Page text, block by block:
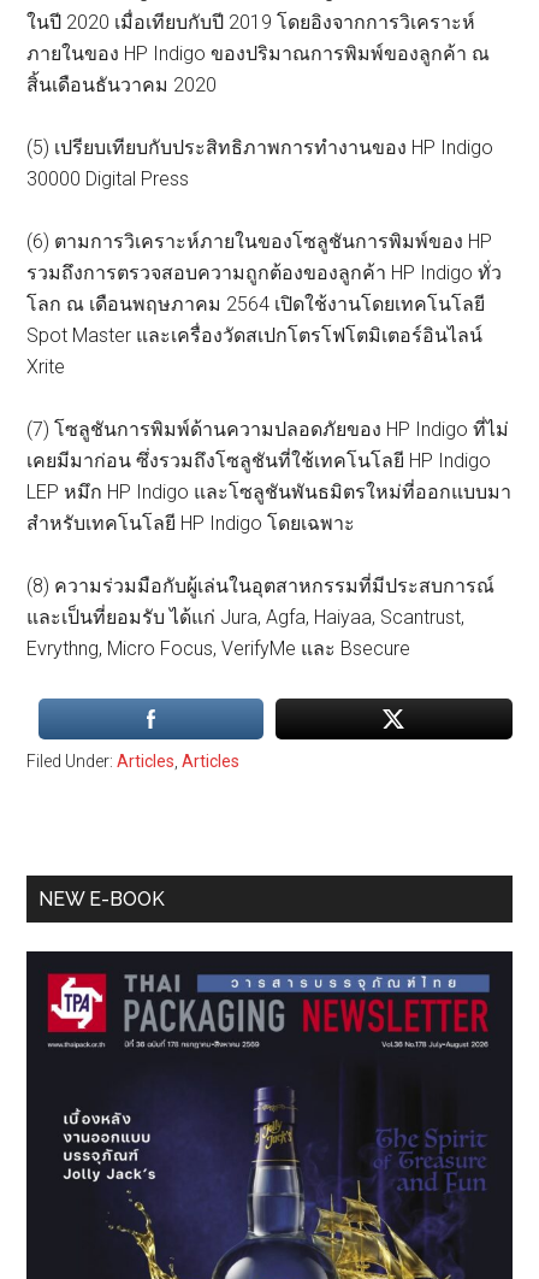
ในปี 2020 เมื่อเทียบกับปี 2019 โดยอิงจากการวิเคราะห์
ภายในของ HP Indigo ของปริมาณการพิมพ์ของลูกค้า ณ
สิ้นเดือนธันวาคม 2020
(5) เปรียบเทียบกับประสิทธิภาพการทำงานของ HP Indigo
30000 Digital Press
(6) ตามการวิเคราะห์ภายในของโซลูชันการพิมพ์ของ HP
รวมถึงการตรวจสอบความถูกต้องของลูกค้า HP Indigo ทั่ว
โลก ณ เดือนพฤษภาคม 2564 เปิดใช้งานโดยเทคโนโลยี
Spot Master และเครื่องวัดสเปกโตรโฟโตมิเตอร์อินไลน์
Xrite
(7) โซลูชันการพิมพ์ด้านความปลอดภัยของ HP Indigo ที่ไม่
เคยมีมาก่อน ซึ่งรวมถึงโซลูชันที่ใช้เทคโนโลยี HP Indigo
LEP หมึก HP Indigo และโซลูชันพันธมิตรใหม่ที่ออกแบบมา
สำหรับเทคโนโลยี HP Indigo โดยเฉพาะ
(8) ความร่วมมือกับผู้เล่นในอุตสาหกรรมที่มีประสบการณ์
และเป็นที่ยอมรับ ได้แก่ Jura, Agfa, Haiyaa, Scantrust,
Evrythng, Micro Focus, VerifyMe และ Bsecure
Filed Under:Articles,Articles
Primary
NEW E-BOOK